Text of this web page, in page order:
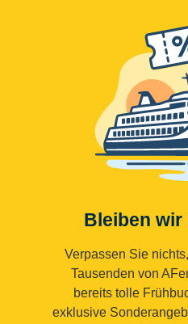
Bleiben
Verpassen Sie
Tausenden von
bereits tolle
exklusive